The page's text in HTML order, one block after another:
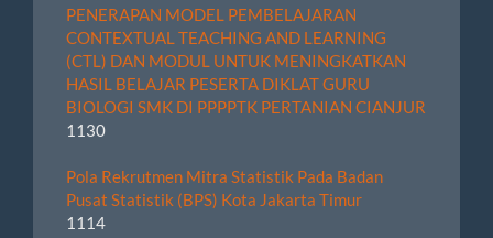
PENERAPAN MODEL PEMBELAJARAN
CONTEXTUAL TEACHING AND LEARNING
(CTL) DAN MODUL UNTUK MENINGKATKAN
HASIL BELAJAR PESERTA DIKLAT GURU
BIOLOGI SMK DI PPPPTK PERTANIAN CIANJUR
1130
Pola Rekrutmen Mitra Statistik Pada Badan
Pusat Statistik (BPS) Kota Jakarta Timur
1114